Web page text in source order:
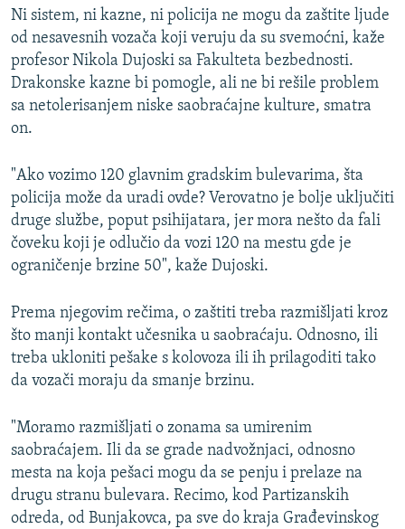
Ni sistem, ni kazne, ni policija ne mogu da zaštite ljude
od nesavesnih vozača koji veruju da su svemoćni, kaže
profesor Nikola Dujoski sa Fakulteta bezbednosti.
Drakonske kazne bi pomogle, ali ne bi rešile problem
sa netolerisanjem niske saobraćajne kulture, smatra
on.
"Ako vozimo 120 glavnim gradskim bulevarima, šta
policija može da uradi ovde? Verovatno je bolje uključiti
druge službe, poput psihijatara, jer mora nešto da fali
čoveku koji je odlučio da vozi 120 na mestu gde je
ograničenje brzine 50", kaže Dujoski.
Prema njegovim rečima, o zaštiti treba razmišljati kroz
što manji kontakt učesnika u saobraćaju. Odnosno, ili
treba ukloniti pešake s kolovoza ili ih prilagoditi tako
da vozači moraju da smanje brzinu.
"Moramo razmišljati o zonama sa umirenim
saobraćajem. Ili da se grade nadvožnjaci, odnosno
mesta na koja pešaci mogu da se penju i prelaze na
drugu stranu bulevara. Recimo, kod Partizanskih
odreda, od Bunjakovca, pa sve do kraja Građevinskog